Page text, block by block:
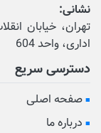
نشانی:
تهران، خیابان
اداری، واحد 604
دسترسی سریع
صفحه اصلی
درباره ما